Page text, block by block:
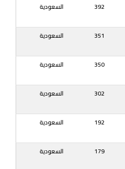
392 السعودية
351 السعودية
350 السعودية
302 السعودية
192 السعودية
179 السعودية